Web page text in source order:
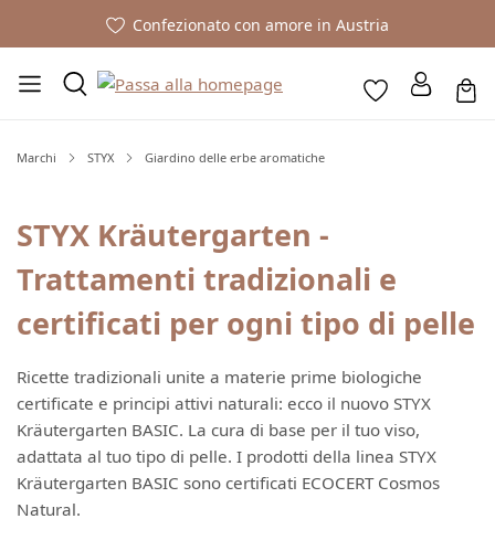
Confezionato con amore in Austria
Marchi STYX Giardino delle erbe aromatiche
STYX Kräutergarten -
Trattamenti tradizionali e
certificati per ogni tipo di pelle
Ricette tradizionali unite a materie prime biologiche
certificate e principi attivi naturali: ecco il nuovo STYX
Kräutergarten BASIC. La cura di base per il tuo viso,
adattata al tuo tipo di pelle. I prodotti della linea STYX
Kräutergarten BASIC sono certificati ECOCERT Cosmos
Natural.